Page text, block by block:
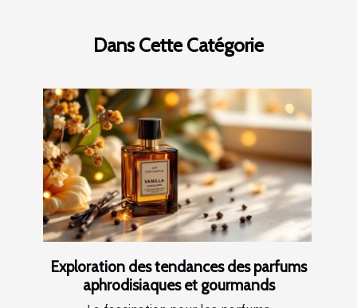
Dans Cette Catégorie
Exploration des tendances des parfums
aphrodisiaques et gourmands